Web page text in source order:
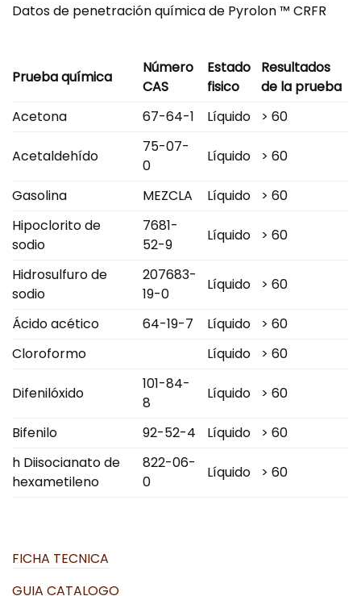
Datos de penetración química de Pyrolon ™ CRFR
Prueba química
Número
CAS
Estado
fisico
Resultados
de la prueba
Acetona
67-64-1 Líquido > 60
Acetaldehído
75-07-
0
Líquido > 60
Gasolina MEZCLA Líquido
> 60
Hipoclorito de
sodio
7681-
52-9
Líquido > 60
Hidrosulfuro de
sodio
207683-
19-0
Líquido > 60
Ácido acético 64-19-7 Líquido
> 60
Cloroformo
Líquido > 60
Difenilóxido
101-84-
8
Líquido > 60
Bifenilo 92-52-4 Líquido
> 60
h Diisocianato de
hexametileno
822-06-
0
Líquido > 60
FICHA TECNICA
GUIA CATALOGO